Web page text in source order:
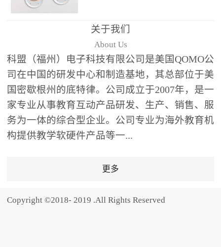
单选题、多选题、判断题
等基础题型，学生通过答
题器快速响应，系统实时
统计答题数据并生成可视
化图表，让教师瞬间掌握
学生知识掌握情况。主观
反馈：包含简答题、观点
阐述等开放式互动，鼓励
学生自由表达思考过程，
培养批判性思维与表达能
功能增加课堂趣味性，同
关于我们
About Us
科盟（福州）电子科技有限公司是美国QOMO公
司在中国的研发中心和制造基地，其总部位于美
国密歇根州的底特律。公司成立于2007年，是一
家专业从事教育互动产品研发、生产、销售、服
务为一体的综合型企业。公司专业为海外教育机
构提供教学软硬件产品等一...
更多
Copyright ©2018- 2019 .All Rights Reserved